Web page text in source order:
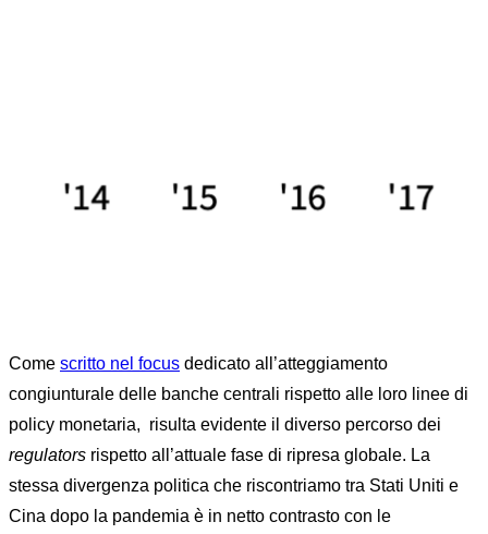
Come scritto nel focus dedicato all’atteggiamento
congiunturale delle banche centrali rispetto alle loro linee di
policy monetaria, risulta evidente il diverso percorso dei
regulators rispetto all’attuale fase di ripresa globale. La
stessa divergenza politica che riscontriamo tra Stati Uniti e
Cina dopo la pandemia è in netto contrasto con le